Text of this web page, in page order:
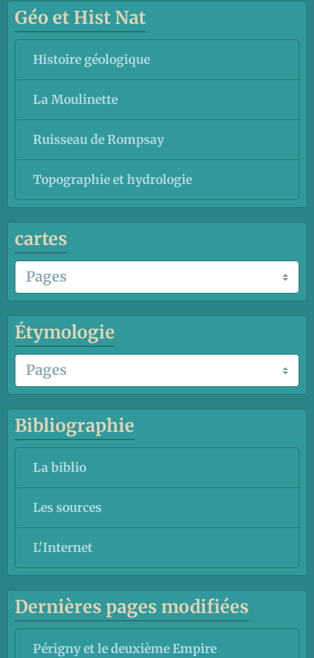
Géo et Hist Nat
Histoire géologique
La Moulinette
Ruisseau de Rompsay
Topographie et hydrologie
cartes
Étymologie
Bibliographie
La biblio
Les sources
L'Internet
Dernières pages modifiées
Périgny et le deuxième Empire